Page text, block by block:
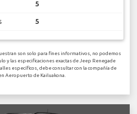
5
5
son solo para fines informativos, no podemos
y las especificaciones exactas de Jeep Renegade
específicos, debe consultar con la compañía de
Aeropuerto de Kailuakona.